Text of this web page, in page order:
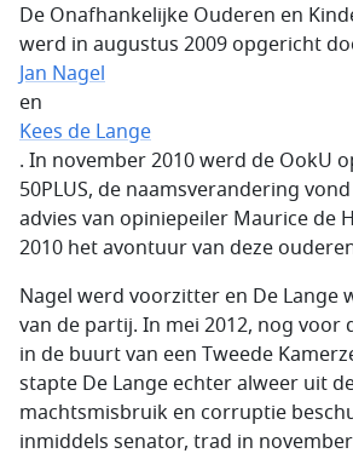
De Onafhankelijke Ouderen en
werd in augustus 2009 opgericht
Jan Nagel
en
Kees de Lange
. In november 2010 werd de OokU
50PLUS, de naamsverandering
advies van opiniepeiler Maurice de
2010 het avontuur van deze
Nagel werd voorzitter en De Lange
van de partij. In mei 2012, nog voor
in de buurt van een Tweede
stapte De Lange echter alweer uit
machtsmisbruik en corruptie
inmiddels senator, trad in